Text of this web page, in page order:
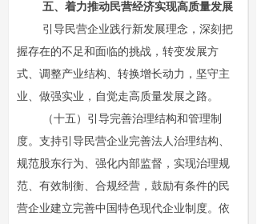
五、着力推动民营经济实现高质量发展
引导民营企业践行新发展理念，深刻把
握存在的不足和面临的挑战，转变发展方
式、调整产业结构、转换增长动力，坚守主
业、做强实业，自觉走高质量发展之路。
（十五）引导完善治理结构和管理制
度。支持引导民营企业完善法人治理结构、
规范股东行为、强化内部监督，实现治理规
范、有效制衡、合规经营，鼓励有条件的民
营企业建立完善中国特色现代企业制度。依